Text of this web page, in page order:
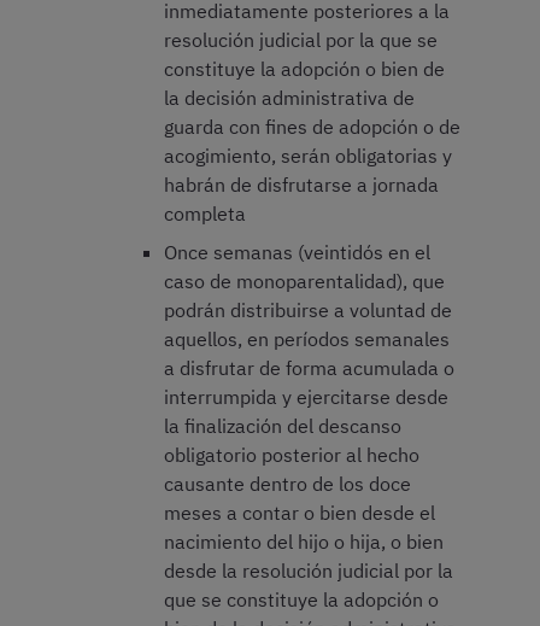
inmediatamente posteriores a la
resolución judicial por la que se
constituye la adopción o bien de
la decisión administrativa de
guarda con fines de adopción o de
acogimiento, serán obligatorias y
habrán de disfrutarse a jornada
completa
Once semanas (veintidós en el
caso de monoparentalidad), que
podrán distribuirse a voluntad de
aquellos, en períodos semanales
a disfrutar de forma acumulada o
interrumpida y ejercitarse desde
la finalización del descanso
obligatorio posterior al hecho
causante dentro de los doce
meses a contar o bien desde el
nacimiento del hijo o hija, o bien
desde la resolución judicial por la
que se constituye la adopción o